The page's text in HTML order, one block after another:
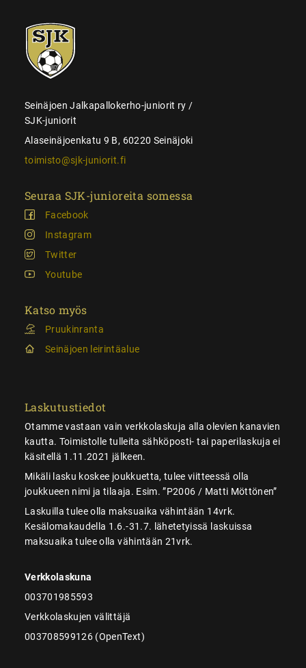
SJK-
juniorit
Seinäjoen Jalkapallokerho-juniorit ry /
SJK-juniorit
Alaseinäjoenkatu 9 B, 60220 Seinäjoki
toimisto@sjk-juniorit.fi
Seuraa SJK-junioreita somessa
Facebook
Instagram
Twitter
Youtube
Katso myös
Pruukinranta
Seinäjoen leirintäalue
Laskutustiedot
Otamme vastaan vain verkkolaskuja alla olevien kanavien
kautta. Toimistolle tulleita sähköposti- tai paperilaskuja ei
käsitellä 1.11.2021 jälkeen.
Mikäli lasku koskee joukkuetta, tulee viitteessä olla
joukkueen nimi ja tilaaja. Esim. ”P2006 / Matti Möttönen”
Laskuilla tulee olla maksuaika vähintään 14vrk.
Kesälomakaudella 1.6.-31.7. lähetetyissä laskuissa
maksuaika tulee olla vähintään 21vrk.
Verkkolaskuna
003701985593
Verkkolaskujen välittäjä
003708599126 (OpenText)